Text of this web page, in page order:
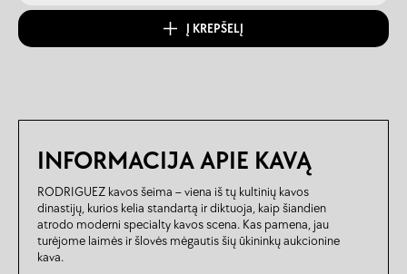
Į KREPŠELĮ
INFORMACIJA APIE KAVĄ
RODRIGUEZ kavos šeima – viena iš tų kultinių kavos
dinastijų, kurios kelia standartą ir diktuoja, kaip šiandien
atrodo moderni specialty kavos scena. Kas pamena, jau
turėjome laimės ir šlovės mėgautis šių ūkininkų aukcionine
kava.